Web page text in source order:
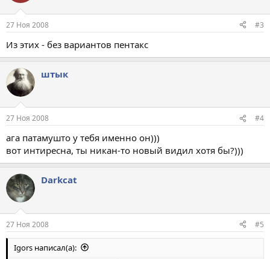
27 Ноя 2008 #3
Из этих - без вариантов пентакс
штык
27 Ноя 2008 #4
ага патамушто у тебя именно он)))
вот интиресна, ты никан-то новый видил хотя бы?)))
Darkcat
27 Ноя 2008 #5
Igors написал(а):